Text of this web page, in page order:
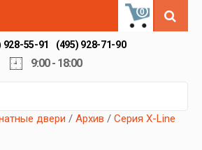
0
928-55-91 (495) 928-71-90
9:00 - 18:00
двери / Архив / Серия X-Line